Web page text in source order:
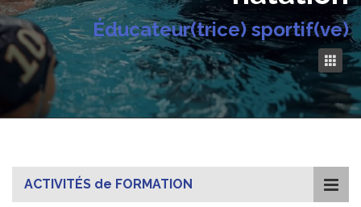
Éducateur(trice) sportif(ve)
ACTIVITÉS de FORMATION